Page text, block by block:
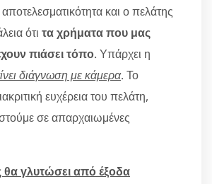
και ο πελάτης
ότι τα χρήματα που μας
πιάσει τόπο. Υπάρχει η
διάγνωση με κάμερα. Το
ευχέρεια του πελάτη,
σε απαρχαιωμένες
θα γλυτώσει από έξοδα